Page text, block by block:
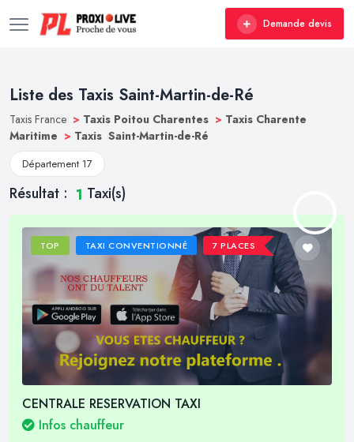
Demande devis
Liste des Taxis Saint-Martin-de-Ré
Taxis France > Taxis Poitou Charentes > Taxis Charente
Maritime > Taxis Saint-Martin-de-Ré
Département 17
Résultat : 1 Taxi(s)
TOP TAXI CONVENTIONNÉ 7 PLACES
CENTRALE RESERVATION TAXI
Infos chauffeur